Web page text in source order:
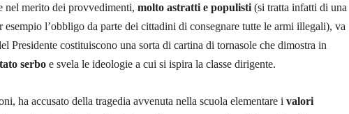
nel merito dei provvedimenti, molto astratti e populisti (si tratta infatti di una
l’obbligo da parte dei cittadini di consegnare tutte le armi illegali), va
Presidente costituiscono una sorta di cartina di tornasole che dimostra in
serbo e svela le ideologie a cui si ispira la classe dirigente.
ha accusato della tragedia avvenuta nella scuola elementare i valori